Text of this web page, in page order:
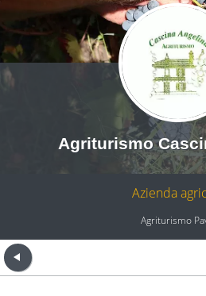
Agriturismo
Azienda
Agriturismo